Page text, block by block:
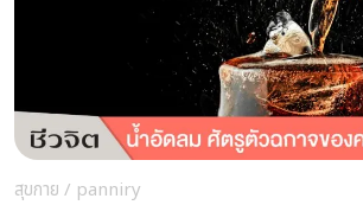
สุขกาย / panniry